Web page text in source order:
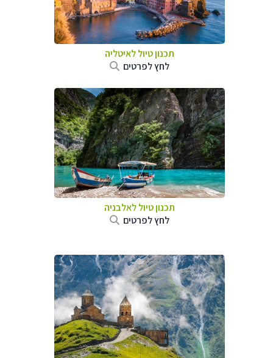
תכנון טיול לאיטליה
לחץ לפרטים
תכנון טיול לאלבניה
לחץ לפרטים